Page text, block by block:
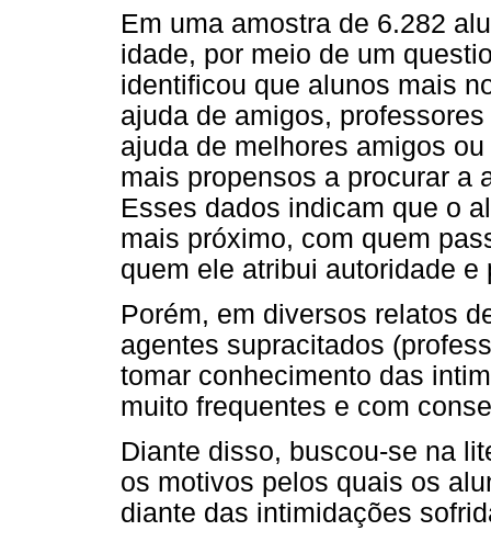
Em uma amostra de 6.282
idade, por meio de um
identificou que alunos mais
ajuda de amigos,
ajuda de melhores amigos
mais propensos a procurar a
Esses dados indicam que o
mais próximo, com quem
quem ele atribui autoridade e
Porém, em diversos relatos
agentes supracitados
tomar conhecimento das
muito frequentes e com
Diante disso, buscou-se na
os motivos pelos quais os
diante das intimidações